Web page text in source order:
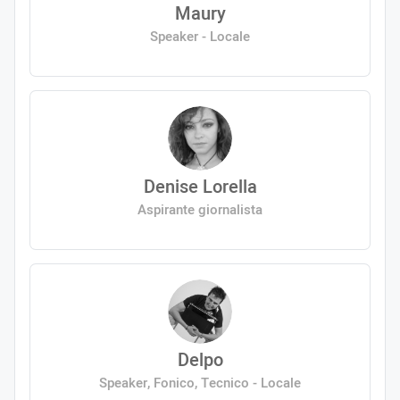
Maury
Speaker - Locale
Denise Lorella
Aspirante giornalista
Delpo
Speaker, Fonico, Tecnico - Locale